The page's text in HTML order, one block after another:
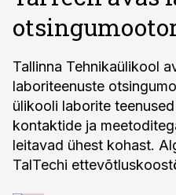
Tallinna Tehnikaülikool
laboriteenuste
ülikooli laborite
kontaktide ja
leitavad ühest kohast.
TalTechi